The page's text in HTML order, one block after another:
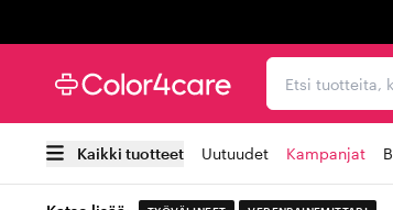
Etsi tuotteita,
Kaikki tuotteet Uutuudet Kampanjat